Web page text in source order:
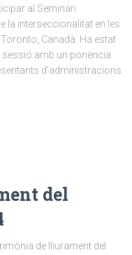
al Seminari
la interseccionalitat en les
Canadà. Ha estat
amb un ponència
d’administracions
del
de lliurament del